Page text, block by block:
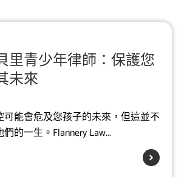
里青少年律師：保護您
未來
可能會危及您孩子的未來，但這並不
的一生。Flannery Law...